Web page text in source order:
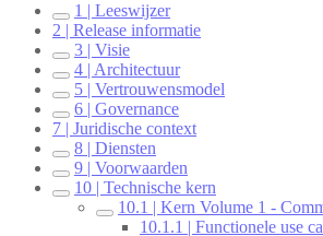
1 | Leeswijzer
2 | Release informatie
3 | Visie
4 | Architectuur
5 | Vertrouwensmodel
6 | Governance
7 | Juridische context
8 | Diensten
9 | Voorwaarden
10 | Technische kern
10.1 | Kern Volume 1 -
10.1.1 | Functionele use